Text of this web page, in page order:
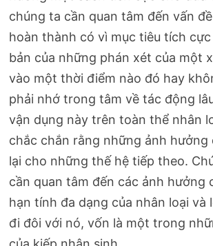
chúng ta cần quan tâm đến vấn
hoàn thành có vì mục tiêu tích
bản của những phán xét của một
vào một thời điểm nào đó hay
phải nhớ trong tâm về tác động
vận dụng này trên toàn thể nhân
chắc chắn rằng những ảnh hưởng
lại cho những thế hệ tiếp theo.
cần quan tâm đến các ảnh hưởng
hạn tính đa dạng của nhân loại và
đi đôi với nó, vốn là một trong